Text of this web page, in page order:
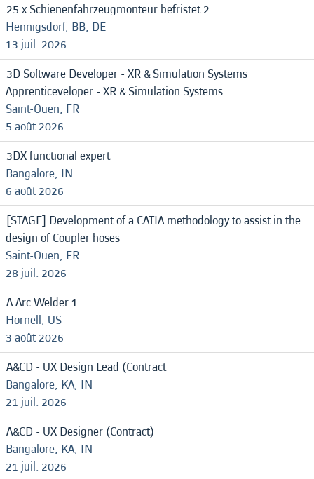
25 x Schienenfahrzeugmonteur befristet 2
Hennigsdorf, BB, DE
13 juil. 2026
3D Software Developer - XR & Simulation Systems
Apprenticeveloper - XR & Simulation Systems
Saint-Ouen, FR
5 août 2026
3DX functional expert
Bangalore, IN
6 août 2026
[STAGE] Development of a CATIA methodology to assist in the
design of Coupler hoses
Saint-Ouen, FR
28 juil. 2026
A Arc Welder 1
Hornell, US
3 août 2026
A&CD - UX Design Lead (Contract
Bangalore, KA, IN
21 juil. 2026
A&CD - UX Designer (Contract)
Bangalore, KA, IN
21 juil. 2026